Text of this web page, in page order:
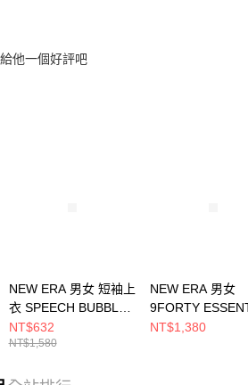
他一個好評吧
NEW ERA 男女 短袖上
衣 SPEECH BUBBLES
波士頓紅襪
NE13957259
NT$632
NT$1,580
NEW ERA 男女
9FORTY
NBA BASIC 洛杉
NT$1,380